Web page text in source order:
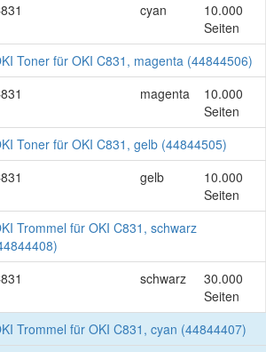
cyan
10.000
Seiten
Toner für OKI C831, magenta (44844506)
magenta
10.000
Seiten
Toner für OKI C831, gelb (44844505)
gelb
10.000
Seiten
Trommel für OKI C831, schwarz
schwarz
30.000
Seiten
Trommel für OKI C831, cyan (44844407)